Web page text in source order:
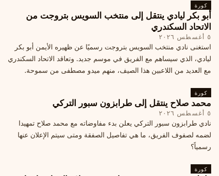
كورة
أبو بكر ليادي ينتقل إلى منتخب السويس بتروجت من
الاتحاد السكندري
٥ أغسطس ٢٠٢٦
استغنى نادي منتخب السويس بتروجت رسميًا عن ظهيره الأيمن أبو بكر
ليادي، الذي سيساهم مع الفريق في موسم جديد. وتعاقد الاتحاد السكندري
مع العديد من اللاعبين هذا الصيف، منهم ميدو مصطفى من سموحة.
كورة
محمد صلاح ينتقل إلى طرابزون سبور التركي
٥ أغسطس ٢٠٢٦
نادي طرابزون سبور التركي يعلن بدء مفاوضاته مع محمد صلاح تمهيدا
لضمه لصفوف الفريق، ما هي تفاصيل الصفقة ومتى سيتم الإعلان عنها
رسمياً؟
كورة